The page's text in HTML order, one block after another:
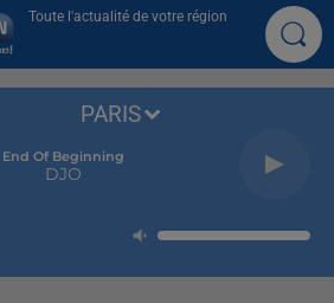
Toute l'actualité de votre région
End Of Beginning
DJO
PARIS